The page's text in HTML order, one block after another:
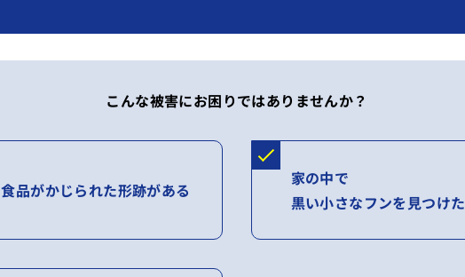
こんな被害にお困りではありませんか？
食品がかじられた形跡がある
家の中で
黒い小さなフンを見つけた